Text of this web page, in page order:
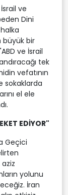
ve
Dini
büyük bir
ve İsrail
tek
vefatının
sokaklarda
el ele
EDİYOR"
Geçici
aziz
yolunu
İran